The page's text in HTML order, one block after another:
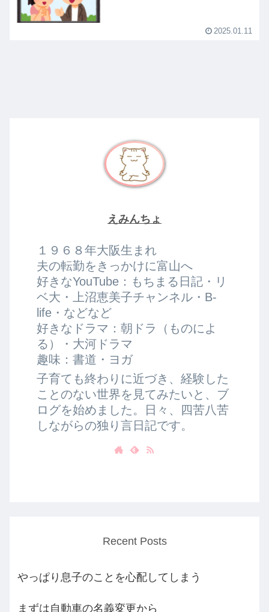
2025.01.11
えみんちょ
１９６８年大阪生まれ
夫の転勤をきっかけに富山へ
好きなYouTube：もちまる日記・リ
ベ大・上沼恵美子チャンネル・B-
life・などなど
好きなドラマ：朝ドラ（ものによ
る）・大河ドラマ
趣味：書道・ヨガ
子育ても終わりに近づき、経験した
ことのない世界を見てみたいと、ブ
ログを始めました。日々、四苦八苦
しながらの独り言日記です。
Recent Posts
やっぱり息子のことを心配してしまう
まずは自動車の名義変更から